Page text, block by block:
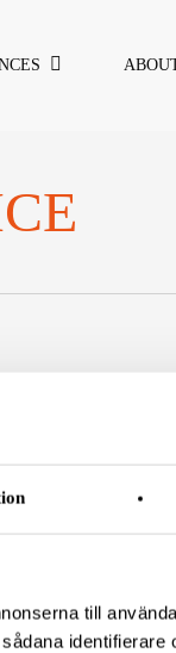
till
identifierare